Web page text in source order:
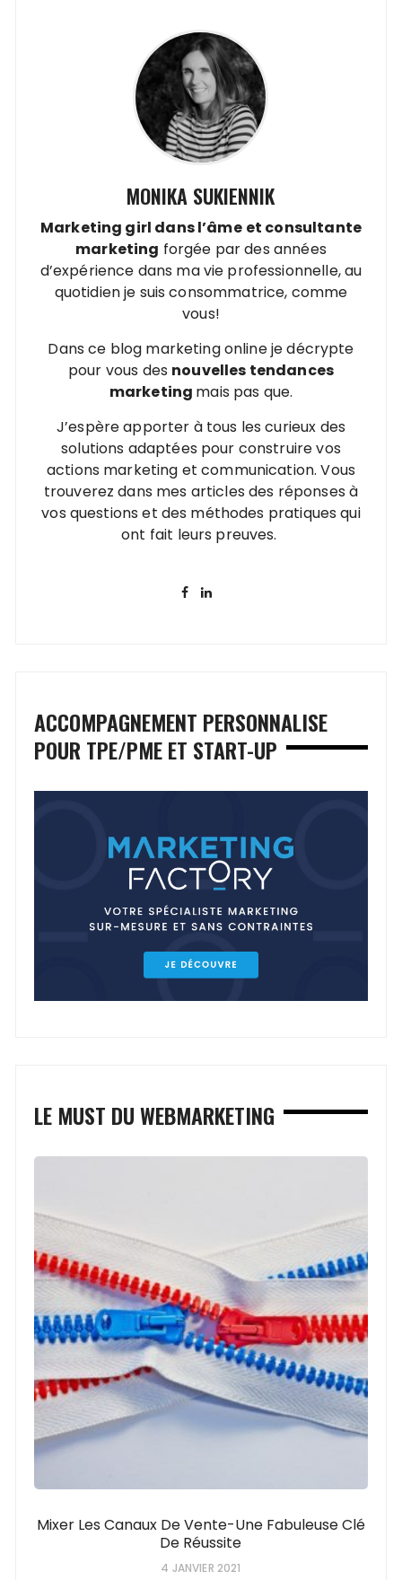
MONIKA SUKIENNIK
Marketing girl dans l’âme et consultante
marketing forgée par des années
d’expérience dans ma vie professionnelle, au
quotidien je suis consommatrice, comme
vous!
Dans ce blog marketing online je décrypte
pour vous des nouvelles tendances
marketing mais pas que.
J’espère apporter à tous les curieux des
solutions adaptées pour construire vos
actions marketing et communication. Vous
trouverez dans mes articles des réponses à
vos questions et des méthodes pratiques qui
ont fait leurs preuves.
ACCOMPAGNEMENT PERSONNALISE
POUR TPE/PME ET START-UP
LE MUST DU WEBMARKETING
Mixer Les Canaux De Vente-Une Fabuleuse Clé
De Réussite
4 JANVIER 2021